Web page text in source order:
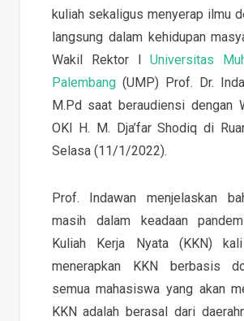
kuliah sekaligus menyerap ilmu
langsung dalam kehidupan
Wakil Rektor IUniversitas
Palembang(UMP) Prof. Dr.
M.Pd saat beraudiensi dengan
OKI H. M. Dja’far Shodiq di
Selasa (11/1/2022).
Prof. Indawan menjelaskan
masih dalam keadaan
Kuliah Kerja Nyata (KKN)
menerapkan KKN berbasis
semua mahasiswa yang akan
KKN adalah berasal dari